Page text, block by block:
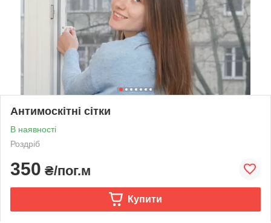
Антимоскітні сітки
В наявності
Роздріб
350 ₴/пог.м
Купити